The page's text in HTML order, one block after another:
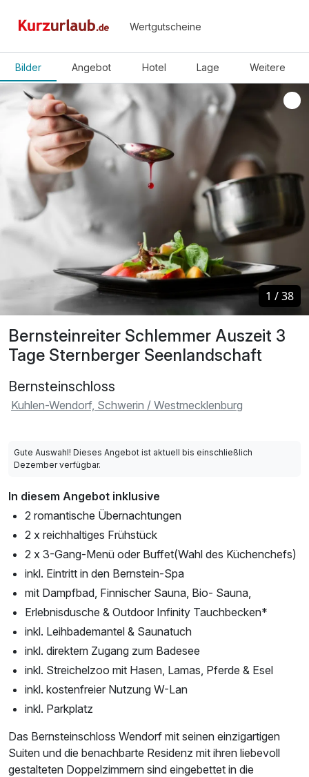
Wertgutscheine
Bilder Angebot Hotel Lage Weitere
Bernsteinreiter Schlemmer Auszeit 3
Tage Sternberger Seenlandschaft
Bernsteinschloss
Kuhlen-Wendorf, Schwerin / Westmecklenburg
1 /38
1 /38
Gute Auswahl! Dieses Angebot ist aktuell bis einschließlich
Dezember verfügbar.
In diesem Angebot inklusive
2 romantische Übernachtungen
2 x reichhaltiges Frühstück
2 x 3-Gang-Menü oder Buffet(Wahl des Küchenchefs)
inkl. Eintritt in den Bernstein-Spa
mit Dampfbad, Finnischer Sauna, Bio- Sauna,
Erlebnisdusche & Outdoor Infinity Tauchbecken*
inkl. Leihbademantel & Saunatuch
inkl. direktem Zugang zum Badesee
inkl. Streichelzoo mit Hasen, Lamas, Pferde & Esel
inkl. kostenfreier Nutzung W-Lan
inkl. Parkplatz
Das Bernsteinschloss Wendorf mit seinen einzigartigen
Suiten und die benachbarte Residenz mit ihren liebevoll
gestalteten Doppelzimmern sind eingebettet in die